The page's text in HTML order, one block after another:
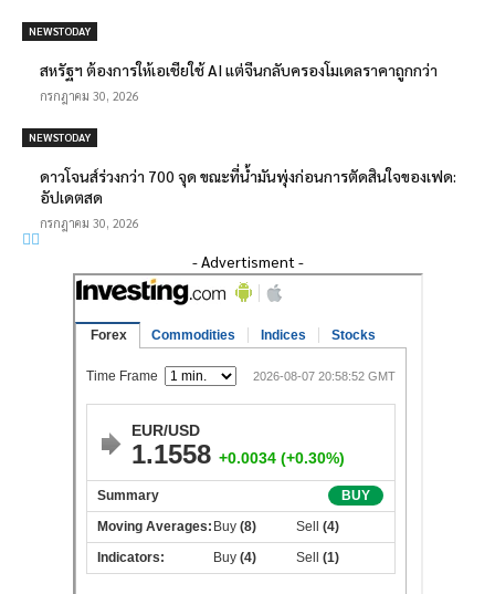
NEWSTODAY
สหรัฐฯ ต้องการให้เอเชียใช้ AI แต่จีนกลับครองโมเดลราคาถูกกว่า
กรกฎาคม 30, 2026
NEWSTODAY
ดาวโจนส์ร่วงกว่า 700 จุด ขณะที่น้ำมันพุ่งก่อนการตัดสินใจของเฟด:
อัปเดตสด
กรกฎาคม 30, 2026
- Advertisment -